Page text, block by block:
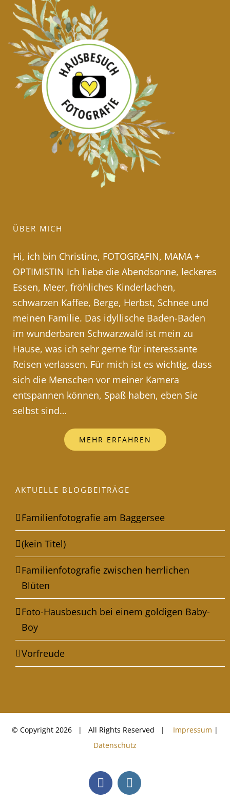
ÜBER MICH
Hi, ich bin Christine, FOTOGRAFIN, MAMA +
OPTIMISTIN Ich liebe die Abendsonne, leckeres
Essen, Meer, fröhliches Kinderlachen,
schwarzen Kaffee, Berge, Herbst, Schnee und
meinen Familie. Das idyllische Baden-Baden
im wunderbaren Schwarzwald ist mein zu
Hause, was ich sehr gerne für interessante
Reisen verlassen. Für mich ist es wichtig, dass
sich die Menschen vor meiner Kamera
entspannen können, Spaß haben, eben Sie
selbst sind…
MEHR ERFAHREN
AKTUELLE BLOGBEITRÄGE
Familienfotografie am Baggersee
(kein Titel)
Familienfotografie zwischen herrlichen
Blüten
Foto-Hausbesuch bei einem goldigen Baby-
Boy
Vorfreude
© Copyright 2026 | All Rights Reserved | Impressum |
Datenschutz
FacebookInstagram